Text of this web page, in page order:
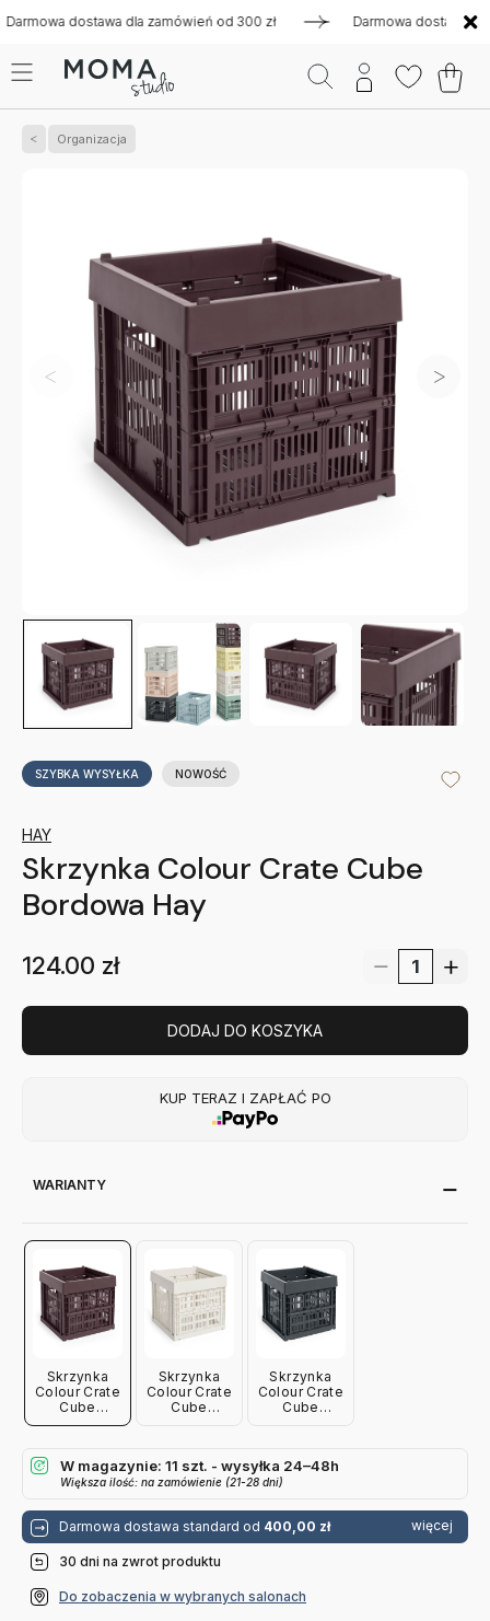
dostawa dla zamówień od 300 zł Darmowa dostawa dla
Organizacja
SZYBKA WYSYŁKA NOWOŚĆ
HAY
Skrzynka Colour Crate Cube
Bordowa Hay
124.00 zł
DODAJ DO KOSZYKA
KUP TERAZ I ZAPŁAĆ PO
WARIANTY
Skrzynka
Colour Crate
Cube
Bordowa
Skrzynka
Colour Crate
Cube
Skrzynka
Colour Crate
Cube
W magazynie: 11 szt. - wysyłka 24–48h
Większa ilość: na zamówienie (21-28 dni)
Darmowa dostawa standard od 400,00 zł więcej
30 dni na zwrot produktu
Do zobaczenia w wybranych salonach